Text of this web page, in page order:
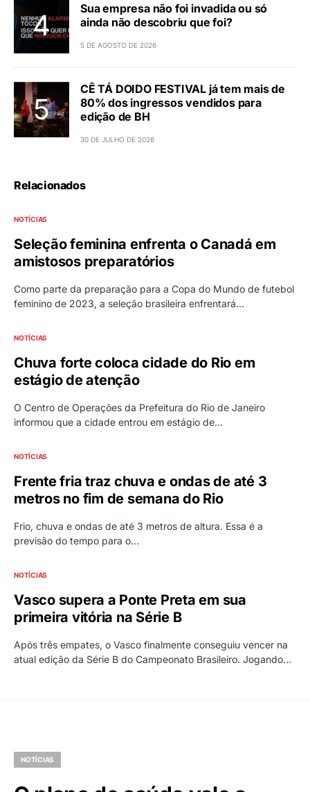
Sua empresa não foi invadida ou só
ainda não descobriu que foi?
5 DE AGOSTO DE 2026
CÊ TÁ DOIDO FESTIVAL já tem mais de
80% dos ingressos vendidos para
edição de BH
30 DE JULHO DE 2026
Relacionados
NOTÍCIAS
Seleção feminina enfrenta o Canadá em
amistosos preparatórios
Como parte da preparação para a Copa do Mundo de futebol
feminino de 2023, a seleção brasileira enfrentará…
NOTÍCIAS
Chuva forte coloca cidade do Rio em
estágio de atenção
O Centro de Operações da Prefeitura do Rio de Janeiro
informou que a cidade entrou em estágio de…
NOTÍCIAS
Frente fria traz chuva e ondas de até 3
metros no fim de semana do Rio
Frio, chuva e ondas de até 3 metros de altura. Essa é a
previsão do tempo para o…
NOTÍCIAS
Vasco supera a Ponte Preta em sua
primeira vitória na Série B
Após três empates, o Vasco finalmente conseguiu vencer na
atual edição da Série B do Campeonato Brasileiro. Jogando…
NOTÍCIAS